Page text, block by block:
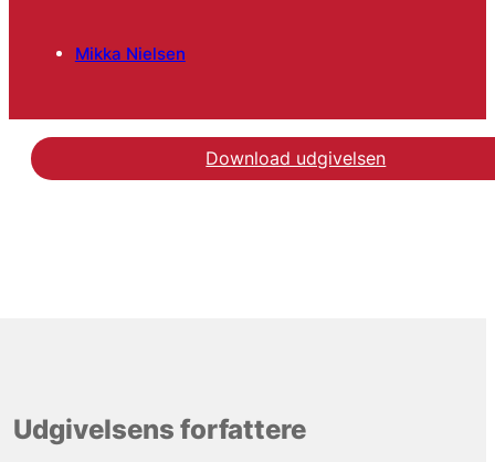
Mikka Nielsen
Download udgivelsen
Udgivelsens forfattere